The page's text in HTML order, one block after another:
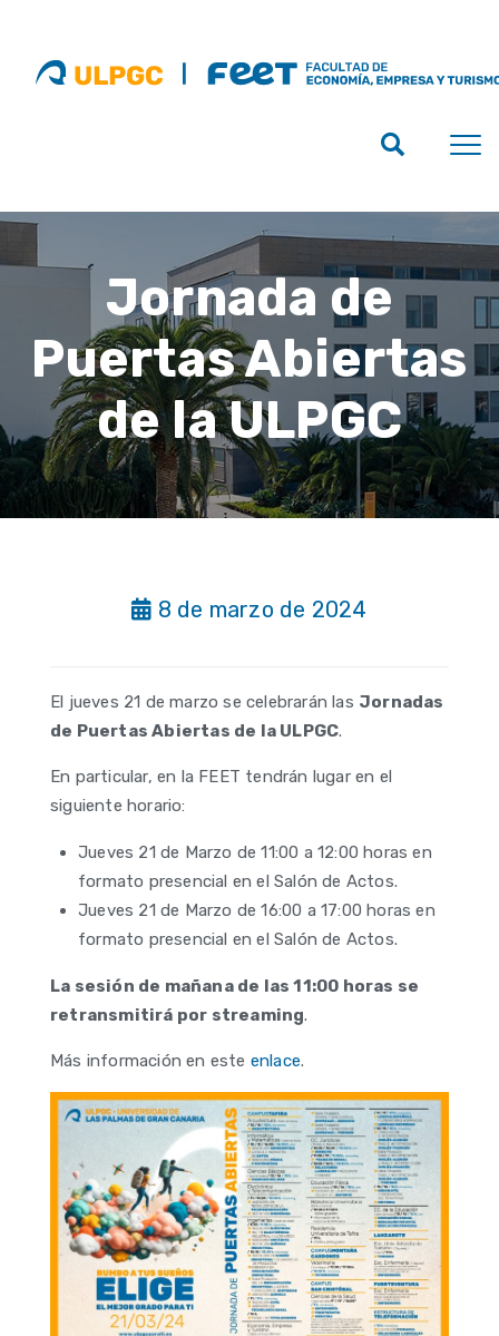
Jornada de
Puertas Abiertas
de la ULPGC
8 de marzo de 2024
El jueves 21 de marzo se celebrarán las Jornadas
de Puertas Abiertas de la ULPGC.
En particular, en la FEET tendrán lugar en el
siguiente horario:
Jueves 21 de Marzo de 11:00 a 12:00 horas en
formato presencial en el Salón de Actos.
Jueves 21 de Marzo de 16:00 a 17:00 horas en
formato presencial en el Salón de Actos.
La sesión de mañana de las 11:00 horas se
retransmitirá por streaming.
Más información en este enlace.